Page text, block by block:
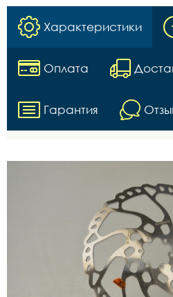
Характеристики
Оплата
Гарантия